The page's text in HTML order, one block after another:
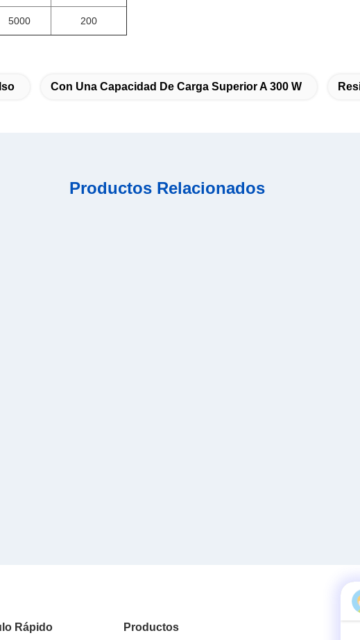
5000 200
Con Una Capacidad De Carga Superior A 300 W
Productos Relacionados
Rápido Productos